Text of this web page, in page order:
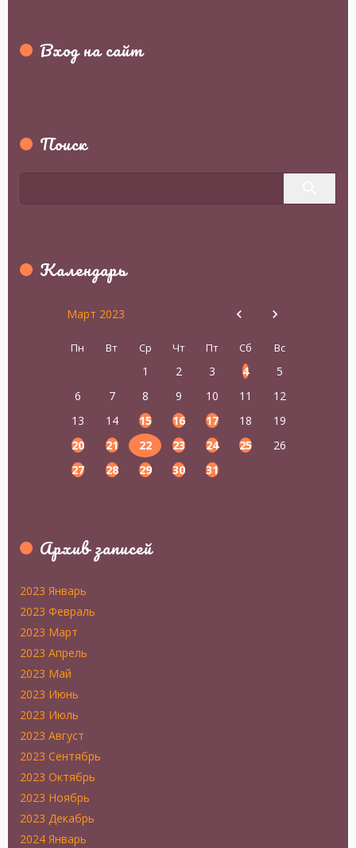
Вход на сайт
Поиск
Календарь
Март 2023
Пн Вт Ср Чт Пт Сб Вс
1 2 3 4
5
6
7 8 9 10 11
12
13
14 15 16 17 18
19
20
21 22 23 24 25
26
27
28 29 30 31
Архив записей
2023 Январь
2023 Февраль
2023 Март
2023 Апрель
2023 Май
2023 Июнь
2023 Июль
2023 Август
2023 Сентябрь
2023 Октябрь
2023 Ноябрь
2023 Декабрь
2024 Январь